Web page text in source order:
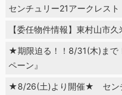
センチュリー21アークレスト
【委任物件情報】東村山市
★期限迫る！！8/31(木)まで
ペーン』
★8/26(土)より開催★ セン